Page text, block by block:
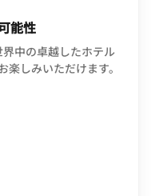
能性
中の卓越したホテル
しみいただけます。